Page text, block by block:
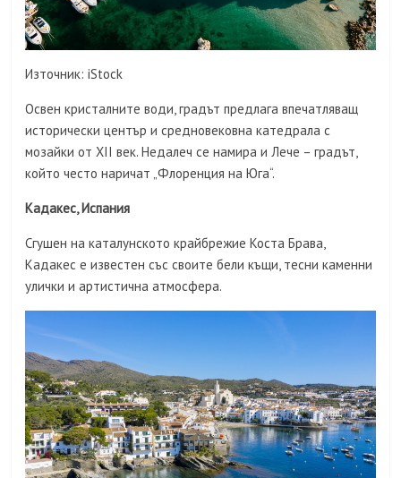
Източник: iStock
Освен кристалните води, градът предлага впечатляващ
исторически център и средновековна катедрала с
мозайки от XII век. Недалеч се намира и Лече – градът,
който често наричат „Флоренция на Юга“.
Кадакес, Испания
Сгушен на каталунското крайбрежие Коста Брава,
Кадакес е известен със своите бели къщи, тесни каменни
улички и артистична атмосфера.